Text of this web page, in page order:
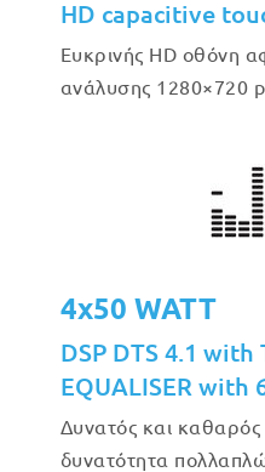
HD capacitive
Ευκρινής HD οθόνη
ανάλυσης 1280×720
4x50 WATT
DSP DTS 4.1 with
EQUALISER with
Δυνατός και καθαρός
δυνατότητα